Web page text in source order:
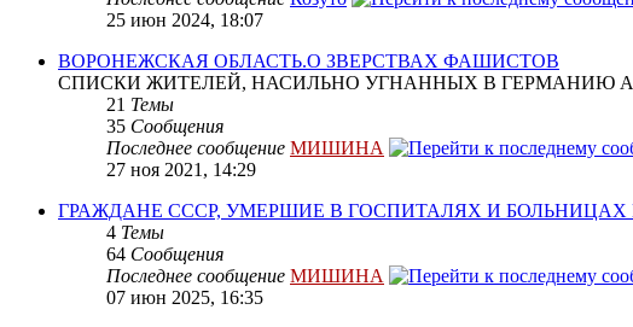
25 июн 2024, 18:07
ВОРОНЕЖСКАЯ ОБЛАСТЬ.О ЗВЕРСТВАХ ФАШИСТОВ
СПИСКИ ЖИТЕЛЕЙ, НАСИЛЬНО УГНАННЫХ В ГЕРМАНИЮ
21 Темы
35 Сообщения
Последнее сообщение МИШИНА
27 ноя 2021, 14:29
ГРАЖДАНЕ СССР, УМЕРШИЕ В ГОСПИТАЛЯХ И
4 Темы
64 Сообщения
Последнее сообщение МИШИНА
07 июн 2025, 16:35